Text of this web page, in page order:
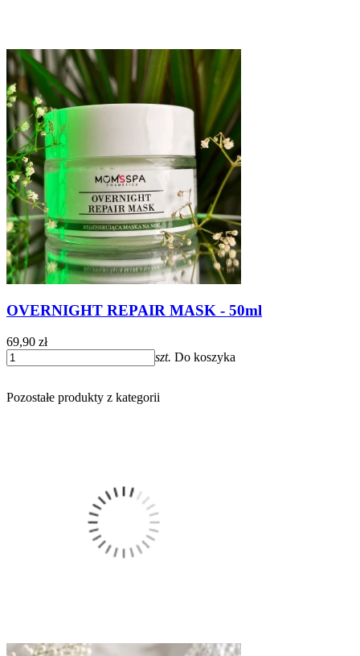
OVERNIGHT REPAIR MASK - 50ml
69,90 zł
szt. Do koszyka
Pozostałe produkty z kategorii